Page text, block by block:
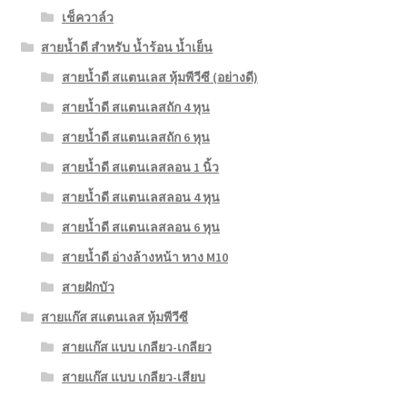
เช็ควาล์ว
สายน้ำดี สำหรับ น้ำร้อน น้ำเย็น
สายน้ำดี สแตนเลส หุ้มพีวีซี (อย่างดี)
สายน้ำดี สแตนเลสถัก 4 หุน
สายน้ำดี สแตนเลสถัก 6 หุน
สายน้ำดี สแตนเลสลอน 1 นิ้ว
สายน้ำดี สแตนเลสลอน 4 หุน
สายน้ำดี สแตนเลสลอน 6 หุน
สายน้ำดี อ่างล้างหน้า หาง M10
สายฝักบัว
สายแก๊ส สแตนเลส หุ้มพีวีซี
สายแก๊ส แบบ เกลียว-เกลียว
สายแก๊ส แบบ เกลียว-เสียบ